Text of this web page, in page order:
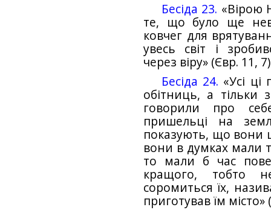
Бесіда 23. «Вірою
те, що було ще
ковчег для
увесь світ і
через віру» (Євр. 11, 7)
Бесіда 24. «Усі
обітниць, а тільки
говорили про
пришельці на
показують, що вони
вони в думках мали
то мали б час
кращого, тобто
соромиться їх,
приготував їм місто»